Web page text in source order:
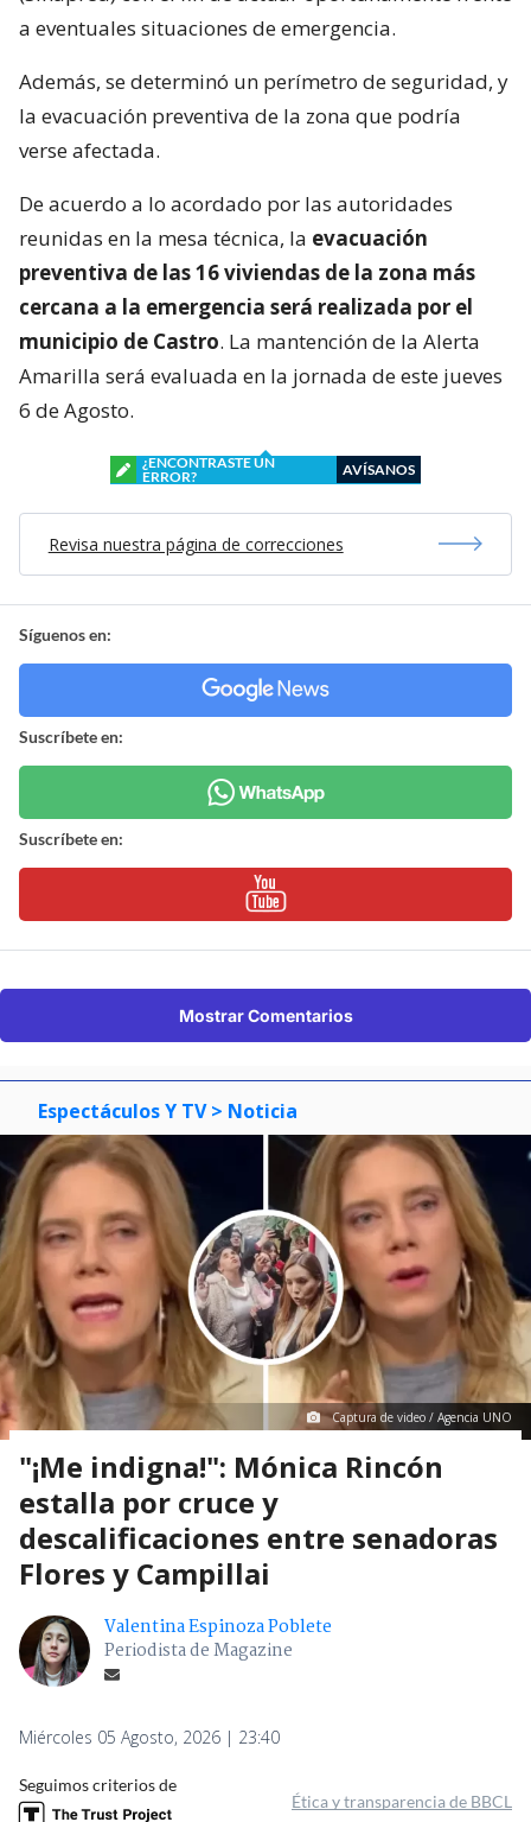
a eventuales situaciones de emergencia.
Además, se determinó un perímetro de seguridad, y
la evacuación preventiva de la zona que podría
verse afectada.
De acuerdo a lo acordado por las autoridades
reunidas en la mesa técnica, la evacuación
preventiva de las 16 viviendas de la zona más
cercana a la emergencia será realizada por el
municipio de Castro. La mantención de la Alerta
Amarilla será evaluada en la jornada de este jueves
6 de Agosto.
¿ENCONTRASTE UN
ERROR?
AVÍSANOS
Revisa nuestra página de correcciones
Síguenos en:
Suscríbete en:
Suscríbete en:
Mostrar Comentarios
Espectáculos Y TV > Noticia
Captura de video / Agencia UNO
"¡Me indigna!": Mónica Rincón
estalla por cruce y
descalificaciones entre senadoras
Flores y Campillai
Valentina Espinoza Poblete
Periodista de Magazine
Miércoles 05 Agosto, 2026 | 23:40
Seguimos criterios de
Ética y transparencia de BBCL